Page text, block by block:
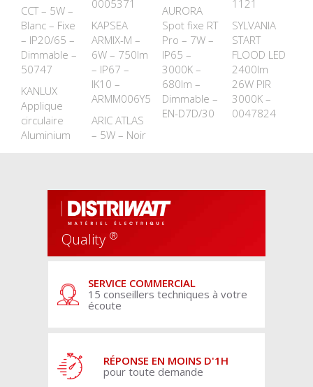
CCT – 5W –
Blanc – Fixe
– IP20/65 –
Dimmable –
50747
KANLUX
Applique
circulaire
Aluminium
0005371
KAPSEA
ARMIX-M –
6W – 750lm
– IP67 –
IK10 –
ARMM006Y5
ARIC ATLAS
– 5W – Noir
AURORA
Spot fixe RT
Pro – 7W –
IP65 –
3000K –
680lm –
Dimmable –
EN-D7D/30
1121
SYLVANIA
START
FLOOD LED
2400lm
26W PIR
3000K –
0047824
Quality ®
SERVICE COMMERCIAL
15 conseillers techniques à votre
écoute
RÉPONSE EN MOINS D'1H
pour toute demande